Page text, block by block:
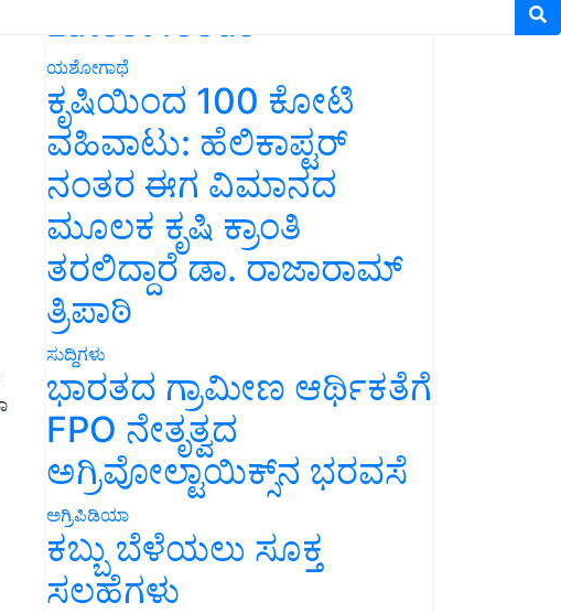
Latest feeds
ಯಶೋಗಾಥೆ
ಕೃಷಿಯಿಂದ 100 ಕೋಟಿ
ವಹಿವಾಟು: ಹೆಲಿಕಾಪ್ಟರ್
ನಂತರ ಈಗ ವಿಮಾನದ
ಮೂಲಕ ಕೃಷಿ ಕ್ರಾಂತಿ
ತರಲಿದ್ದಾರೆ ಡಾ. ರಾಜಾರಾಮ್
ತ್ರಿಪಾಠಿ
ಸುದ್ದಿಗಳು
ಭಾರತದ ಗ್ರಾಮೀಣ ಆರ್ಥಿಕತೆಗೆ
FPO ನೇತೃತ್ವದ
ಅಗ್ರಿವೋಲ್ಟಾಯಿಕ್ಸ್‌ನ ಭರವಸೆ
ಅಗ್ರಿಪಿಡಿಯಾ
ಕಬ್ಬು ಬೆಳೆಯಲು ಸೂಕ್ತ
ಸಲಹೆಗಳು